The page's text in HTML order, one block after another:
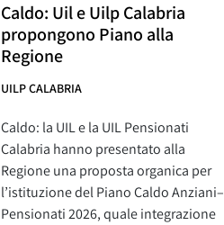
Caldo: Uil e Uilp Calabria
propongono Piano alla
Regione
UILP CALABRIA
Caldo: la UIL e la UIL Pensionati
Calabria hanno presentato alla
Regione una proposta organica per
l’istituzione del Piano Caldo Anziani–
Pensionati 2026, quale integrazione